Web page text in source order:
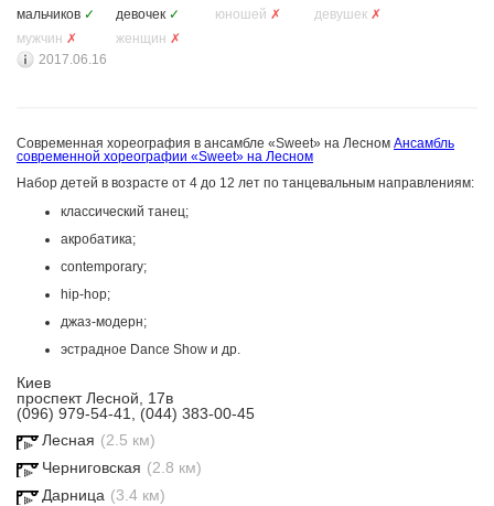
мальчиков ✓ девочек ✓ юношей ✗ девушек ✗
мужчин ✗ женщин ✗
2017.06.16
Современная хореография в ансамбле «Sweet» на Лесном Ансамбль
современной хореографии «Sweet» на Лесном
Набор детей в возрасте от 4 до 12 лет по танцевальным направлениям:
классический танец;
акробатика;
contemporary;
hip-hop;
джаз-модерн;
эстрадное Dance Show и др.
Киев
проспект Лесной, 17в
(096) 979-54-41, (044) 383-00-45
Лесная (2.5 км)
Черниговская (2.8 км)
Дарница (3.4 км)